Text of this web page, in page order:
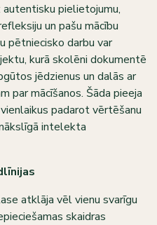
pielietojumu,
un pašu mācību
pētniecisko darbu var
kurā skolēni dokumentē
jēdzienus un dalās ar
par mācīšanos. Šāda pieeja
padarot vērtēšanu
intelekta
atklāja vēl vienu svarīgu
skaidras